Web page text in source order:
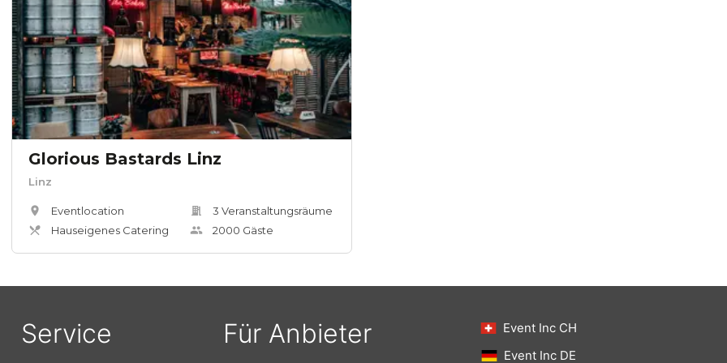
Glorious Bastards Linz
Linz
Eventlocation
Hauseigenes Catering
3 Veranstaltungsräume
2000 Gäste
Service Für Anbieter
Event Inc CH
Event Inc DE